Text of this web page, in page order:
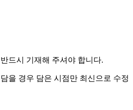
드시 기재해 주셔야 합니다.
을 경우 담은 시점만 최신으로 수정